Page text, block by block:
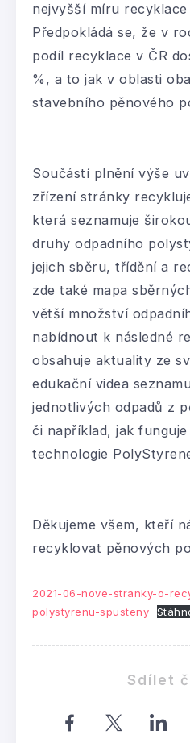
nejvyšší míru
Předpokládá se, že v
podíl recyklace v ČR
%, a to jak v oblasti
stavebního pěnového
Součástí plnění výše
zřízení stránky
která seznamuje
druhy odpadního
jejich sběru, třídění a
zde také mapa
větší množství
nabídnout k následné
obsahuje aktuality ze
edukační videa
jednotlivých odpadů z
či například, jak
technologie
Děkujeme všem, kteří
recyklovat pěnových
2021-06-nove-stranky-o-
polystyrenu-spusteny
Sdílet